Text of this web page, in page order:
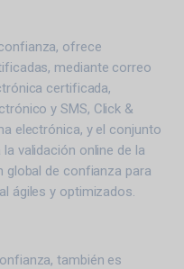
ofrece
mediante correo
certificada,
y SMS, Click &
electrónica, y el conjunto
validación online de la
global de confianza para
ágiles y optimizados.
también es